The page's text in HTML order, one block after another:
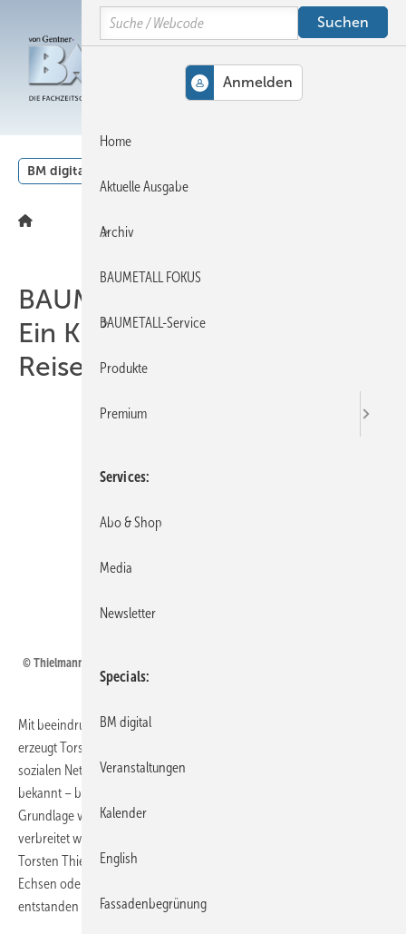
Hauptinhalt
Hauptmenü
SiteSearch
BM digital
BAUMETALL-Leseraktion
Ein Kupferhund will auf
Reisen gehn!
© Thielmann
Mit beeindruckenden Pepakura-Objekten und Figuren aus Metall
erzeugt Torsten Thielmann seit rund drei Jahren besonders in den
sozialen Netzwerken Aufmerksamkeit. Pepakura – auch als Papercraft
bekannt – beschreibt das Herstellen eines Papiermodells auf
Grundlage von Bastelbögen, die vorwiegend über das Internet
verbreitet werden. Den aus Japan kommenden Trend hat Dachprofi
Torsten Thielmann auf typische Baumetalle übertragen. Adler, Eulen,
Echsen oder Hunde sind inzwischen in Thielmanns Werkstatt
entstanden und werden auf Social-Media-Kanälen gerne geteilt.
Search
Home
Aktuelle Ausgabe
Archiv
BAUMETALL FOKUS
BAUMETALL-Service
Produkte
Premium
Services
Abo & Shop
Media
Newsletter
Specials
BM digital
Veranstaltungen
Kalender
English
Fassadenbegrünung